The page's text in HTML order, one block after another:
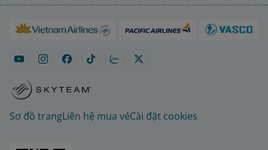
Sơ đồ trangLiên hệ mua véCài đặt cookies